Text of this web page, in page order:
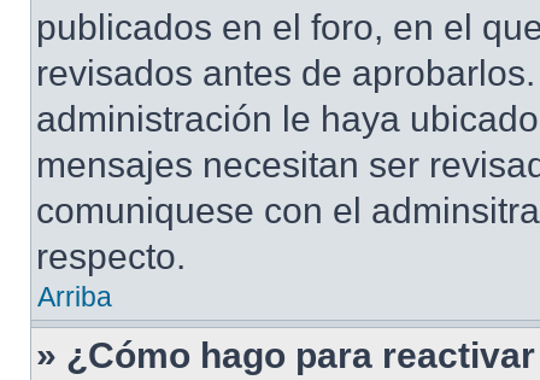
publicados en el foro, en el
revisados antes de
administración le haya
mensajes necesitan ser
comuniquese con el
respecto.
Arriba
» ¿Cómo hago para